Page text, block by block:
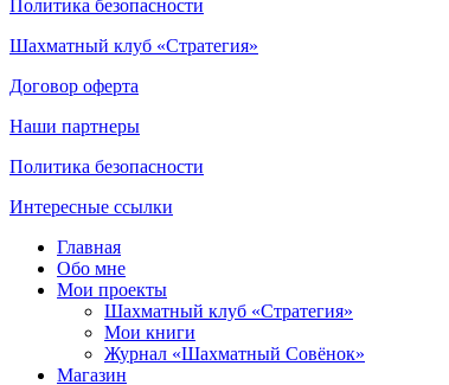
Политика безопасности
Шахматный клуб «Стратегия»
Договор оферта
Наши партнеры
Политика безопасности
Интересные ссылки
Главная
Обо мне
Мои проекты
Шахматный клуб «Стратегия»
Мои книги
Журнал «Шахматный Совёнок»
Магазин